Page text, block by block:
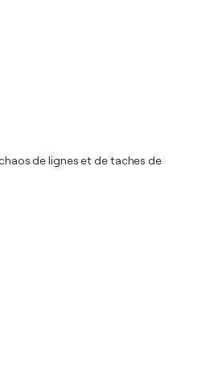
de lignes et de taches de